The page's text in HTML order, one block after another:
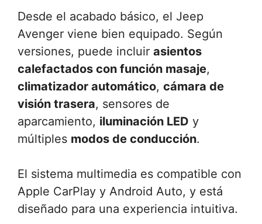
Desde el acabado básico, el Jeep
Avenger viene bien equipado. Según
versiones, puede incluir asientos
calefactados con función masaje,
climatizador automático, cámara de
visión trasera, sensores de
aparcamiento, iluminación LED y
múltiples modos de conducción.
El sistema multimedia es compatible con
Apple CarPlay y Android Auto, y está
diseñado para una experiencia intuitiva.